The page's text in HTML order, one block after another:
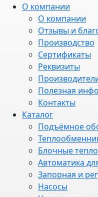
О компании
О компании
Отзывы и
Производство
Сертификаты
Реквизиты
Полезная
Контакты
Каталог
Подъёмное
Блочные
Автоматика
Запорная и
Насосы